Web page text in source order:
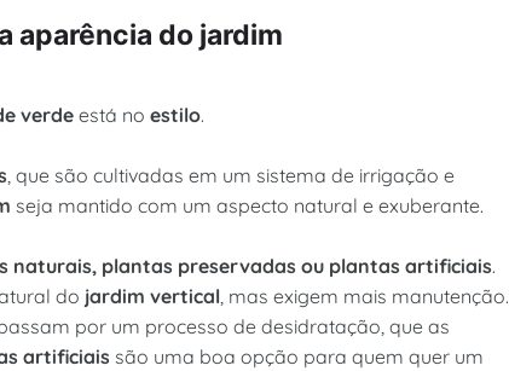
aparência do jardim
verdeestá no estilo.
, que são cultivadas em um sistema de irrigação e
seja mantido com um aspecto natural e exuberante.
naturais, plantas preservadas ou plantas artificiais.
do jardim vertical, mas exigem mais manutenção.
por um processo de desidratação, que as
artificiaissão uma boa opção para quem quer um